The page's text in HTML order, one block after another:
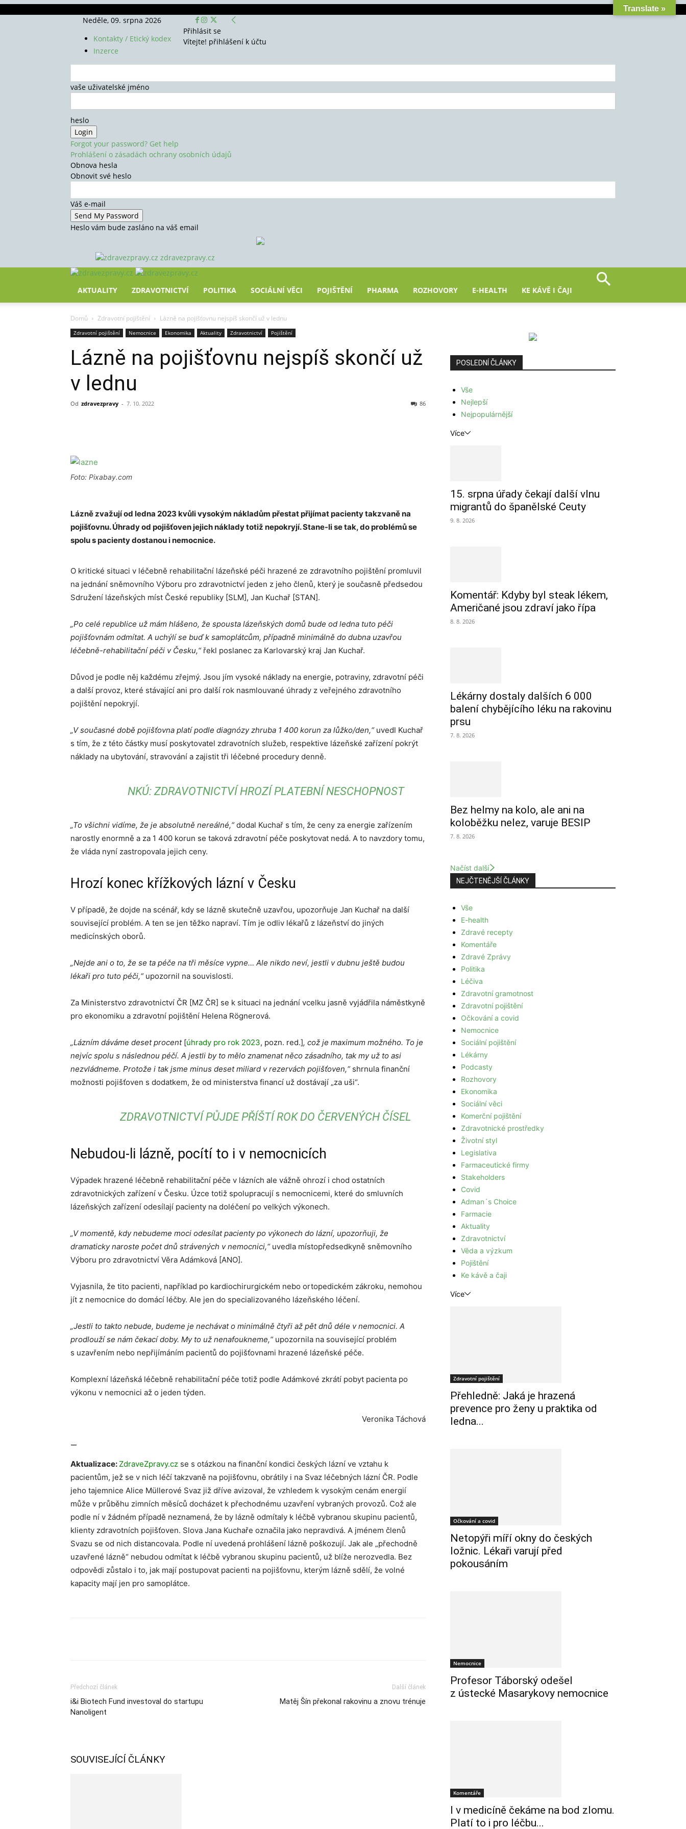
Neděle, 09. srpna 2026
Kontakty / Etický kodex
Inzerce
Přihlásit se
Vítejte! přihlášení k účtu
vaše uživatelské jméno
heslo
Forgot your password? Get help
Prohlášení o zásadách ochrany osobních údajů
Obnova hesla
Obnovit své heslo
Váš e-mail
Heslo vám bude zasláno na váš email
zdravezpravy.cz
AKTUALITY ZDRAVOTNICTVÍ POLITIKA SOCIÁLNÍ VĚCI POJIŠTĚNÍ PHARMA ROZHOVORY E-HEALTH KE KÁVĚ I ČAJI
Domů Zdravotní pojištění Lázně na pojišťovnu nejspíš skončí už v lednu
Zdravotní pojištění Nemocnice Ekonomika Aktuality Zdravotnictví Pojištění
Lázně na pojišťovnu nejspíš skončí už
v lednu
Od zdravezpravy - 7. 10. 2022 86
Foto: Pixabay.com
Lázně zvažují od ledna 2023 kvůli vysokým nákladům přestat přijímat pacienty takzvaně na
pojišťovnu. Úhrady od pojišťoven jejich náklady totiž nepokryjí. Stane-li se tak, do problémů se
spolu s pacienty dostanou i nemocnice.
O kritické situaci v léčebně rehabilitační lázeňské péči hrazené ze zdravotního pojištění promluvil
na jednání sněmovního Výboru pro zdravotnictví jeden z jeho členů, který je současně předsedou
Sdružení lázeňských míst České republiky [SLM], Jan Kuchař [STAN].
„Po celé republice už mám hlášeno, že spousta lázeňských domů bude od ledna tuto péči
pojišťovnám odmítat. A uchýlí se buď k samoplátcům, případně minimálně do dubna uzavřou
léčebně-rehabilitační péči v Česku,“řekl poslanec za Karlovarský kraj Jan Kuchař.
Důvod je podle něj každému zřejmý. Jsou jím vysoké náklady na energie, potraviny, zdravotní péči
a další provoz, které stávající ani pro další rok nasmlouvané úhrady z veřejného zdravotního
pojištění nepokryjí.
„V současné době pojišťovna platí podle diagnózy zhruba 1 400 korun za lůžko/den,“ uvedl Kuchař
s tím, že z této částky musí poskytovatel zdravotních služeb, respektive lázeňské zařízení pokrýt
náklady na ubytování, stravování a zajistit tři léčebné procedury denně.
NKÚ: ZDRAVOTNICTVÍ HROZÍ PLATEBNÍ NESCHOPNOST
„To všichni vidíme, že je absolutně nereálné,“dodal Kuchař s tím, že ceny za energie zařízením
narostly enormně a za 1 400 korun se taková zdravotní péče poskytovat nedá. A to navzdory tomu,
že vláda nyní zastropovala jejich ceny.
Hrozí konec křížkových lázní v Česku
V případě, že dojde na scénář, kdy se lázně skutečně uzavřou, upozorňuje Jan Kuchař na další
související problém. A ten se jen těžko napraví. Tím je odliv lékařů z lázeňství do jiných
medicínských oborů.
„Nejde ani o to, že se ta péče na tři měsíce vypne… Ale nikdo neví, jestli v dubnu ještě budou
lékaři pro tuto péči,“upozornil na souvislosti.
Za Ministerstvo zdravotnictví ČR [MZ ČR] se k situaci na jednání vcelku jasně vyjádřila náměstkyně
pro ekonomiku a zdravotní pojištění Helena Rögnerová.
„Lázním dáváme deset procent [úhrady pro rok 2023, pozn. red.], což je maximum možného. To je
nejvíc spolu s následnou péčí. A jestli by to mělo znamenat něco zásadního, tak my už to asi
nezvládneme. Protože i tak jsme minus deset miliard v rezervách pojišťoven,“ shrnula finanční
možnosti pojišťoven s dodatkem, že od ministerstva financí už dostávají „za uši“.
ZDRAVOTNICTVÍ PŮJDE PŘÍŠTÍ ROK DO ČERVENÝCH ČÍSEL
Nebudou-li lázně, pocítí to i v nemocnicích
Výpadek hrazené léčebně rehabilitační péče v lázních ale vážně ohrozí i chod ostatních
zdravotnických zařízení v Česku. Úzce totiž spolupracují s nemocnicemi, které do smluvních
lázeňských zařízení odesílají pacienty na doléčení po velkých výkonech.
„V momentě, kdy nebudeme moci odesílat pacienty po výkonech do lázní, upozorňuji, že
dramaticky naroste počet dnů strávených v nemocnici,“ uvedla místopředsedkyně sněmovního
Výboru pro zdravotnictví Věra Adámková [ANO].
Vyjasnila, že tito pacienti, například po kardiochirurgickém nebo ortopedickém zákroku, nemohou
jít z nemocnice do domácí léčby. Ale jen do specializovaného lázeňského léčení.
„Jestli to takto nebude, budeme je nechávat o minimálně čtyři až pět dnů déle v nemocnici. A
prodlouží se nám čekací doby. My to už nenafoukneme,“upozornila na související problém
s uzavřením nebo nepřijímáním pacientů do pojišťovnami hrazené lázeňské péče.
Komplexní lázeňská léčebně rehabilitační péče totiž podle Adámkové zkrátí pobyt pacienta po
výkonu v nemocnici až o jeden týden.
Veronika Táchová
—
Aktualizace:ZdraveZpravy.cz se s otázkou na finanční kondici českých lázní ve vztahu k
pacientům, jež se v nich léčí takzvaně na pojišťovnu, obrátily i na Svaz léčebných lázní ČR. Podle
jeho tajemnice Alice Müllerové Svaz již dříve avizoval, že vzhledem k vysokým cenám energií
může v průběhu zimních měsíců docházet k přechodnému uzavření vybraných provozů. Což ale
podle ní v žádném případě neznamená, že by lázně odmítaly k léčbě vybranou skupinu pacientů,
klienty zdravotních pojišťoven. Slova Jana Kuchaře označila jako nepravdivá. A jménem členů
Svazu se od nich distancovala. Podle ní uvedená prohlášení lázně poškozují. Jak ale „přechodně
uzavřené lázně“ nebudou odmítat k léčbě vybranou skupinu pacientů, už blíže nerozvedla. Bez
odpovědi zůstalo i to, jak mají postupovat pacienti na pojišťovnu, kterým lázně sdělí, že volné
kapacity mají jen pro samoplátce.
Předchozí článek
i&i Biotech Fund investoval do startupu
Nanoligent
Další článek
Matěj Šín překonal rakovinu a znovu trénuje
SOUVISEJÍCÍ ČLÁNKY
POSLEDNÍ ČLÁNKY
Vše
Nejlepší
Nejpopulárnější
Více
15. srpna úřady čekají další vlnu
migrantů do španělské Ceuty
9. 8. 2026
Komentář: Kdyby byl steak lékem,
Američané jsou zdraví jako řípa
8. 8. 2026
Lékárny dostaly dalších 6 000
balení chybějícího léku na rakovinu
prsu
7. 8. 2026
Bez helmy na kolo, ale ani na
koloběžku nelez, varuje BESIP
7. 8. 2026
Načíst další
NEJČTENĚJŠÍ ČLÁNKY
Vše
E-health
Zdravé recepty
Komentáře
Zdravé Zprávy
Politika
Léčiva
Zdravotní gramotnost
Zdravotní pojištění
Očkování a covid
Nemocnice
Sociální pojištění
Lékárny
Podcasty
Rozhovory
Ekonomika
Sociální věci
Komerční pojištění
Zdravotnické prostředky
Životní styl
Legislativa
Farmaceutické firmy
Stakeholders
Covid
Adman´s Choice
Farmacie
Aktuality
Zdravotnictví
Věda a výzkum
Pojištění
Ke kávě a čaji
Více
Zdravotní pojištění
Přehledně: Jaká je hrazená
prevence pro ženy u praktika od
ledna...
Očkování a covid
Netopýři míří okny do českých
ložnic. Lékaři varují před
pokousáním
Nemocnice
Profesor Táborský odešel
z ústecké Masarykovy nemocnice
Komentáře
I v medicíně čekáme na bod zlomu.
Platí to i pro léčbu...
Translate »